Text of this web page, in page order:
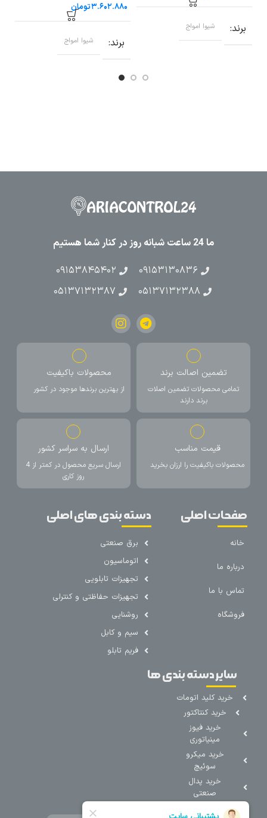
برند شیوا امواج
تومان
برند شیوا امواج
ما 24 ساعت شبانه روز در کنار شما هستیم
۰۹۱۵۳۱۳۰۸۳۶
۰۹۱۵۳۸۴۵۴۰۲
۰۵۱۳۷۱۳۲۳۸۸
۰۵۱۳۷۱۳۲۳۸۷
تضمین اصالت برند
تمامی محصولات تضمین اصلات
برند دارند
محصولات باکیفیت
از بهترین برندها موجود در کشور
قیمت مناسب
محصولات باکیفیت را ارزان بخرید
ارسال به سراسر کشور
ارسال سریع محصول در کمتر از 4
روز کاری
صفحات اصلی
خانه
درباره ما
تماس با ما
فروشگاه
دسته بندی های اصلی
برق صنعتی
اتوماسیون
تجهیزات تابلویی
تجهیزات حفاظتی و کنترلی
روشنایی
سیم و کابل
فریم تابلو
سایر دسته بندی ها
خرید کلید اتومات
خرید کنتاکتور
خرید فیوز
مینیاتوری
خرید میکرو
سوئیچ
خرید پدال
صنعتی